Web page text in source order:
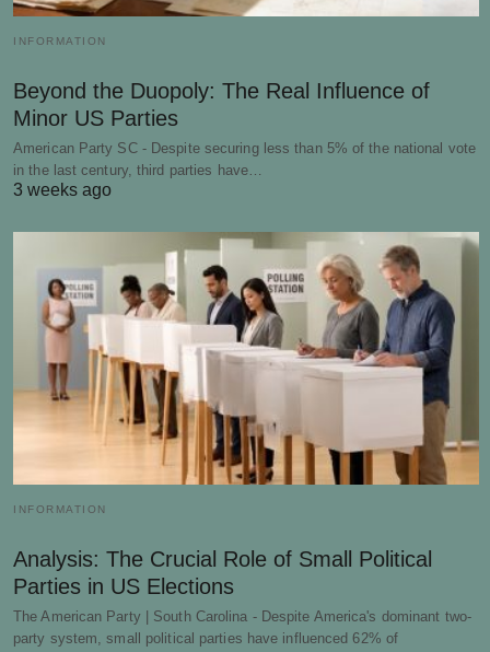
INFORMATION
Beyond the Duopoly: The Real Influence of
Minor US Parties
American Party SC - Despite securing less than 5% of the national vote
in the last century, third parties have…
3 weeks ago
INFORMATION
Analysis: The Crucial Role of Small Political
Parties in US Elections
The American Party | South Carolina - Despite America's dominant two-
party system, small political parties have influenced 62% of